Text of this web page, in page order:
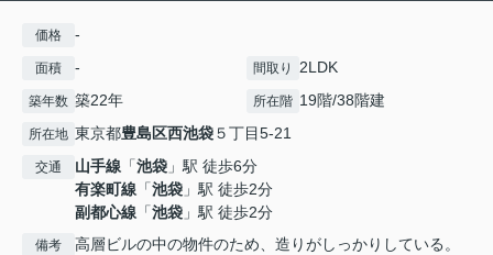
価格 -
面積 - 間取り 2LDK
築年数 築22年 所在階 19階/38階建
所在地 東京都豊島区西池袋５丁目5-21
交通 山手線 「池袋 」駅 徒歩6分
有楽町線 「池袋 」駅 徒歩2分
副都心線 「池袋 」駅 徒歩2分
備考
高層ビルの中の物件のため、造りがしっかりしている。